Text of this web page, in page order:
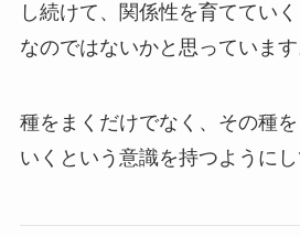
し続けて、関係性を育ててい
なのではないかと思っています
種をまくだけでなく、その種
いくという意識を持つようにし